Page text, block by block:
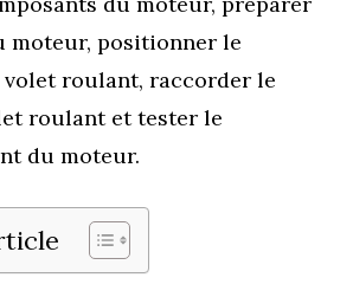
moteur, positionner le
roulant, raccorder le
roulant et tester le
du moteur.